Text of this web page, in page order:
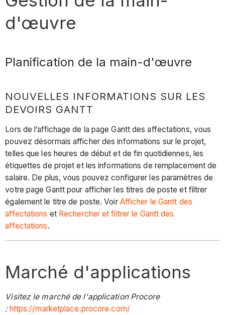
d'œuvre
Planification de la main-d'œuvre
NOUVELLES INFORMATIONS SUR LES
DEVOIRS GANTT
Lors de l’affichage de la page Gantt des affectations, vous
pouvez désormais afficher des informations sur le projet,
telles que les heures de début et de fin quotidiennes, les
étiquettes de projet et les informations de remplacement de
salaire. De plus, vous pouvez configurer les paramètres de
votre page Gantt pour afficher les titres de poste et filtrer
également le titre de poste. Voir Afficher le Gantt des
affectations et Rechercher et filtrer le Gantt des
affectations.
Marché d'applications
Visitez le marché de l'application Procore
: https://marketplace.procore.com/